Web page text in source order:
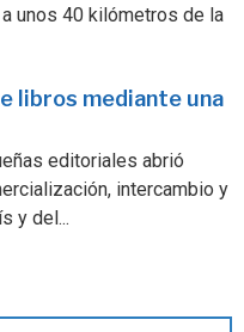
unos 40 kilómetros de la
libros mediante una
editoriales abrió
intercambio y
y del...